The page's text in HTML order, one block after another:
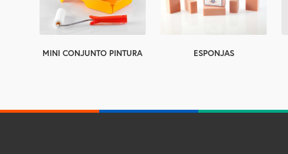
MINI CONJUNTO PINTURA ESPONJAS